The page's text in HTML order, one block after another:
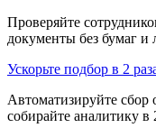
Проверяйте
документы без бумаг и
Ускорьте подбор в 2
Автоматизируйте сбор
собирайте аналитику в